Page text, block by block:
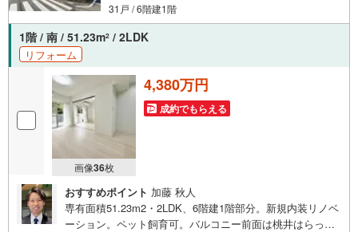
31戸 / 6階建1階
1階 / 南 / 51.23m2 / 2LDK
リフォーム
画像36枚
4,380万円
成約でもらえる
おすすめポイント 加藤 秋人
専有面積51.23m2・2LDK、6階建1階部分。新規内装リノベ
ーション。ペット飼育可。バルコニー前面は桃井はらっぱ